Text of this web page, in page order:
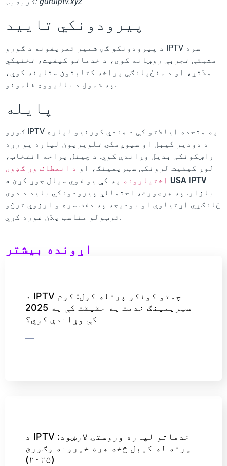
پیرودونکي تایید
د پیرودونکو ګڼ شمیر تعریفونه د ګورو IPTV سره
مثبتې تجربې روښانه کوي، د خدماتو کیفیت، تخنیکي
ملاتړ، او د منځپانګې پراخه کتابتون ستاینه کوي،
په شمول د بالیووډ فلمونو.
پایله
ګورو IPTV په متحده ایالاتو کې د هندي کورنیو لپاره
د دودیز کیبل او سپوږمکۍ تلویزیون لپاره یو زړه
راښکونکی بدیل وړاندې کوي. د چینل پراخه انتخاب،
لوړ کیفیت لرونکی سټریمینګ، او د انعطاف وړ ګډون
اختیارونه په کې یو قوي سیال جوړ کړئ
د USA IPTV
بازار. په هرصورت، احتمالي پیرودونکي باید د دوی
ځانګړي اړتیاوې او بودیجه په دقت سره و ارزوي ترڅو
ترټولو مناسب پلان غوره کړي.
اړونده بیشتر
د IPTV چمتو کونکو پرتله کول: کوم
سټریمینګ خدمت په حقیقت کې په 2025
کې وړاندې کوي؟
د IPTV خدماتو لپاره وروستۍ لارښود:
پرته له کیبل څخه هره خپرونه وګورئ
(۲۰۲۵)